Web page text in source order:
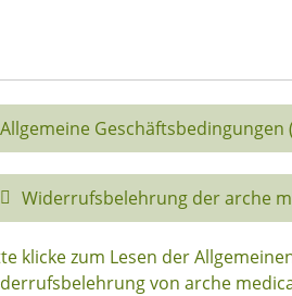
Allgemeine Geschäftsbedingungen
Widerrufsbelehrung der arche
klicke zum Lesen der
von arche